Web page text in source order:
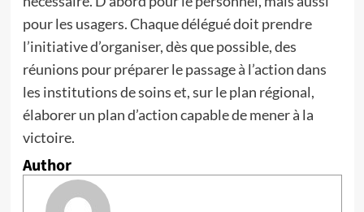
pour les usagers. Chaque délégué doit prendre
l’initiative d’organiser, dès que possible, des
réunions pour préparer le passage à l’action dans
les institutions de soins et, sur le plan régional,
élaborer un plan d’action capable de mener à la
victoire.
Author